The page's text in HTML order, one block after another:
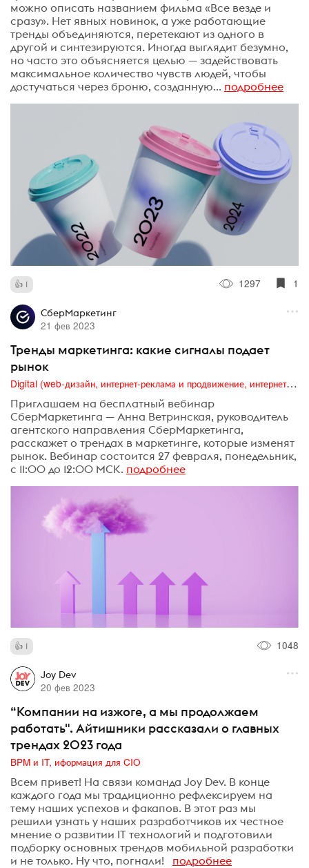
можно описать названием фильма «Все везде и
сразу». Нет явных новинок, а уже работающие
тренды объединяются, перетекают из одного в
другой и синтезируются. Иногда выглядит безумно,
но часто это объясняется целью — задействовать
максимальное количество чувств людей, чтобы
достучаться через броню, созданную... подробнее
1 1297 1
СберМаркетинг
21 фев 2023
Тренды маркетинга: какие сигналы подает
рынок
Digital (web-дизайн, интернет-реклама и продвижение, интернет-сообщества и блоги, интернет-коммуникации, мобильный маркетинг, реклама на цифровых экранах)
Приглашаем на бесплатный вебинар
СберМаркетинга — Анна Ветринская, руководитель
агентского направления СберМаркетинга,
расскажет о трендах в маркетинге, которые изменят
рынок. Вебинар состоится 27 февраля, понедельник,
с 11:00 до 12:00 МСК. подробнее
1 1048
Joy Dev
20 фев 2023
“Компании на изжоге, а мы продолжаем
работать". Айтишники рассказали о главных
трендах 2023 года
BPM и IT, иформация для CIO
Всем привет! На связи команда Joy Dev. В конце
каждого года мы традиционно рефлексируем на
тему наших успехов и факапов. В этот раз мы
решили узнать у наших разработчиков их честное
мнение о развитии IT технологий и подготовили
подборку основных трендов мобильной разработки
и не только. Ну что, погнали!
подробнее